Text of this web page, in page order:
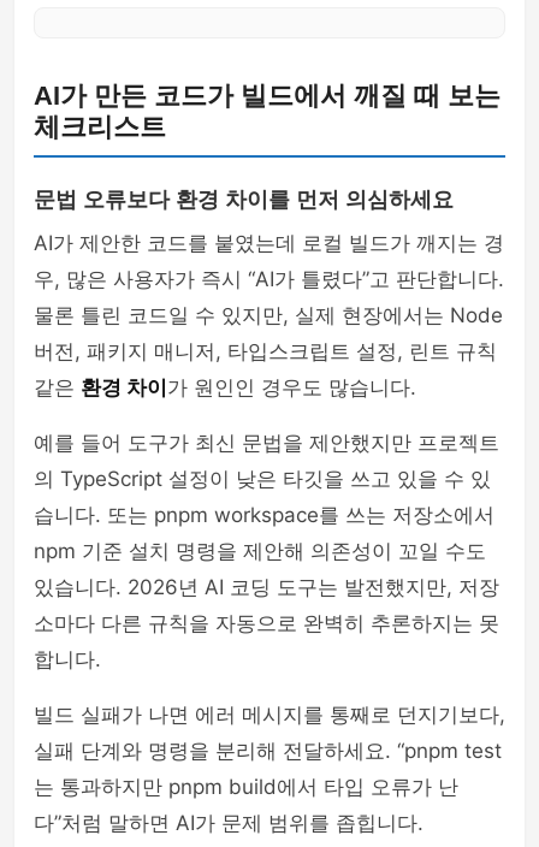
AI가 만든 코드가 빌드에서 깨질 때 보는
체크리스트
문법 오류보다 환경 차이를 먼저 의심하세요
AI가 제안한 코드를 붙였는데 로컬 빌드가 깨지는 경
우, 많은 사용자가 즉시 “AI가 틀렸다”고 판단합니다.
물론 틀린 코드일 수 있지만, 실제 현장에서는 Node
버전, 패키지 매니저, 타입스크립트 설정, 린트 규칙
같은 환경 차이 가 원인인 경우도 많습니다.
예를 들어 도구가 최신 문법을 제안했지만 프로젝트
의 TypeScript 설정이 낮은 타깃을 쓰고 있을 수 있
습니다. 또는 pnpm workspace를 쓰는 저장소에서
npm 기준 설치 명령을 제안해 의존성이 꼬일 수도
있습니다. 2026년 AI 코딩 도구는 발전했지만, 저장
소마다 다른 규칙을 자동으로 완벽히 추론하지는 못
합니다.
빌드 실패가 나면 에러 메시지를 통째로 던지기보다,
실패 단계와 명령을 분리해 전달하세요. “pnpm test
는 통과하지만 pnpm build에서 타입 오류가 난
다”처럼 말하면 AI가 문제 범위를 좁힙니다.